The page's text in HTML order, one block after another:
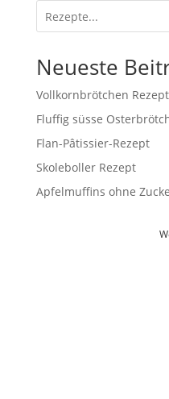
Neueste
Vollkornbrötchen
Fluffig süsse
Flan-Pâtissier-Rezept
Skoleboller Rezept
Apfelmuffins ohne